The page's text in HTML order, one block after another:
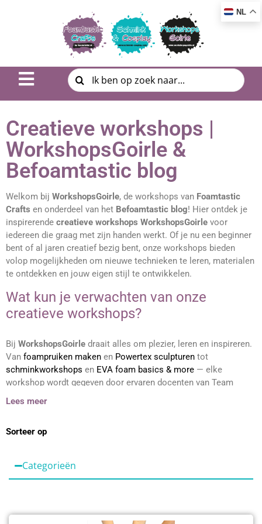
Product uitleg
Workshop | Cursus
Photo Album
Over ons
Webshop
Creatieve workshops |
WorkshopsGoirle &
Befoamtastic blog
Welkom bij WorkshopsGoirle, de workshops van Foamtastic
Crafts en onderdeel van het Befoamtastic blog! Hier ontdek je
inspirerende creatieve workshops WorkshopsGoirle voor
iedereen die graag met zijn handen werkt. Of je nu een beginner
bent of al jaren creatief bezig bent, onze workshops bieden
volop mogelijkheden om nieuwe technieken te leren, materialen
te ontdekken en jouw eigen stijl te ontwikkelen.
Wat kun je verwachten van onze
creatieve workshops?
Bij WorkshopsGoirle draait alles om plezier, leren en inspireren.
Van foampruiken maken en Powertex sculpturen tot
schminkworkshops en EVA foam basics & more — elke
workshop wordt gegeven door ervaren docenten van Team
bedoeld?
en iedereen die graag iets nieuws wil leren. De sfeer is
Lees meer
Sorteer op
Categorieën
NL